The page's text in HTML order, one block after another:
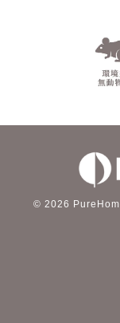
© 2026